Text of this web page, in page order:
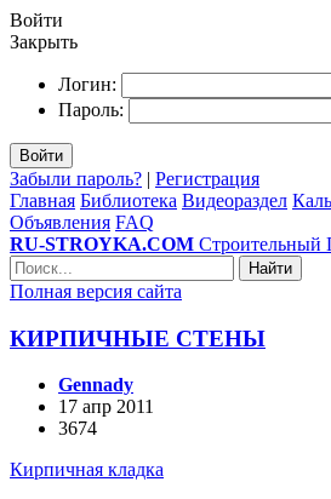
Войти
Закрыть
Логин:
Пароль:
Войти
Забыли пароль? | Регистрация
Главная Библиотека Видеораздел
Объявления FAQ
RU-STROYKA.COM Строительный
Найти
Полная версия сайта
КИРПИЧНЫЕ СТЕНЫ
Gennady
17 апр 2011
3674
Кирпичная кладка